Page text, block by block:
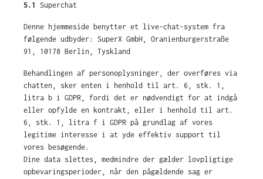
5.1 Superchat
Denne hjemmeside benytter et live-chat-system fra
følgende udbyder: SuperX GmbH, Oranienburgerstraße
91, 10178 Berlin, Tyskland
Behandlingen af personoplysninger, der overføres via
chatten, sker enten i henhold til art. 6, stk. 1,
litra b i GDPR, fordi det er nødvendigt for at indgå
eller opfylde en kontrakt, eller i henhold til art.
6, stk. 1, litra f i GDPR på grundlag af vores
legitime interesse i at yde effektiv support til
vores besøgende.
Dine data slettes, medmindre der gælder lovpligtige
opbevaringsperioder, når den pågældende sag er